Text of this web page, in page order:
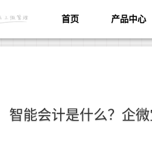
首页 产品中心
智能会计是什么？企